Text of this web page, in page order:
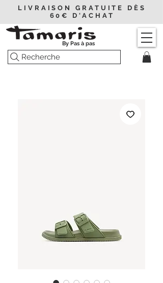
LIVRAISON GRATUITE DÈS
60€ D'ACHAT
Recherche
By Pas à pas